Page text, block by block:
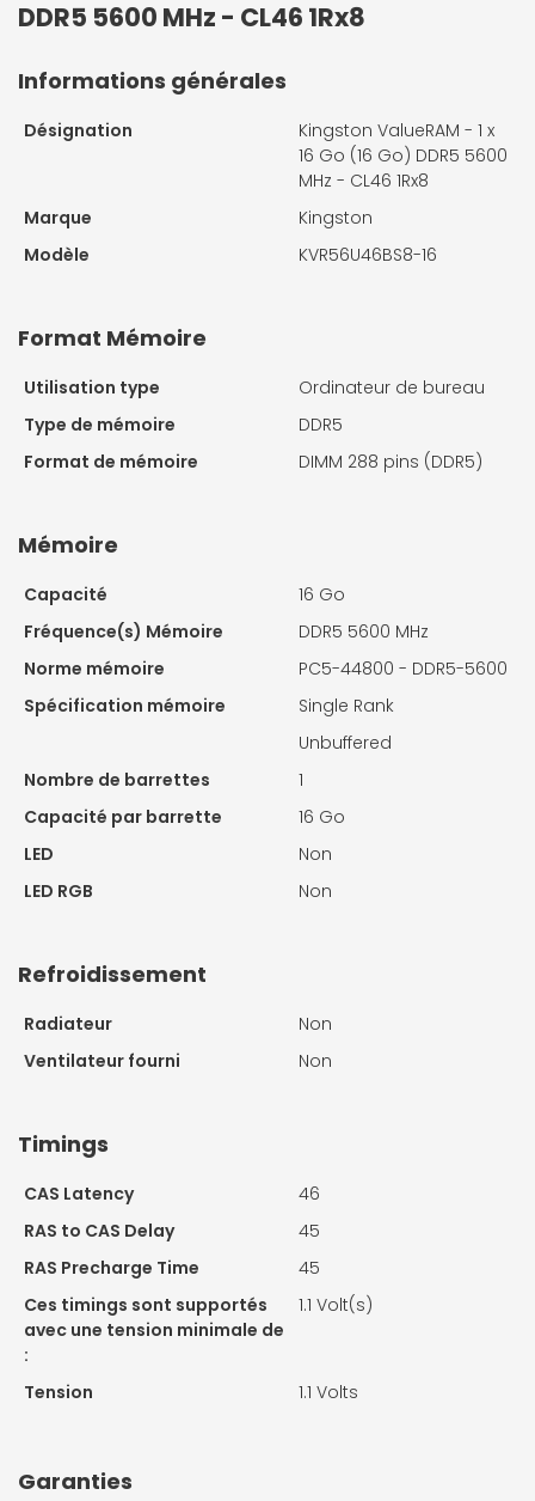
DDR5 5600 MHz - CL46 1Rx8
Informations générales
Désignation
Kingston ValueRAM - 1 x
16 Go (16 Go) DDR5 5600
MHz - CL46 1Rx8
Marque
Kingston
Modèle
KVR56U46BS8-16
Format Mémoire
Utilisation type
Ordinateur de bureau
Type de mémoire
DDR5
Format de mémoire
DIMM 288 pins (DDR5)
Mémoire
Capacité
16 Go
Fréquence(s) Mémoire
DDR5 5600 MHz
Norme mémoire
PC5-44800 - DDR5-5600
Spécification mémoire
Single Rank
Unbuffered
Nombre de barrettes
1
Capacité par barrette
16 Go
LED
Non
LED RGB
Non
Refroidissement
Radiateur
Non
Ventilateur fourni
Non
Timings
CAS Latency
46
RAS to CAS Delay
45
RAS Precharge Time
45
Ces timings sont supportés
avec une tension minimale de
:
1.1 Volt(s)
Tension 1.1 Volts
Garanties